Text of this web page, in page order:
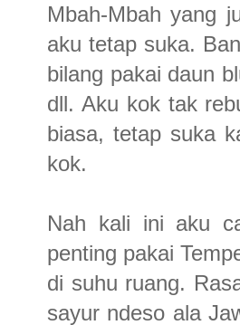
Mbah-Mbah yang
aku tetap suka.
bilang pakai daun
dll. Aku kok tak
biasa, tetap suka
kok.
Nah kali ini aku
penting pakai
di suhu ruang.
sayur ndeso ala